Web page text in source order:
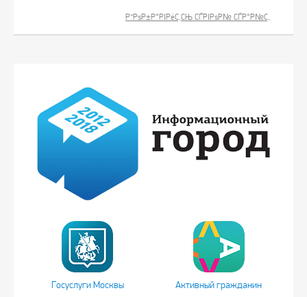
Р”РѕР±Р°РІРёС‚СЊ СЃРІРѕР№ СЃР°Р№С‚
Госуслуги Москвы Активный гражданин